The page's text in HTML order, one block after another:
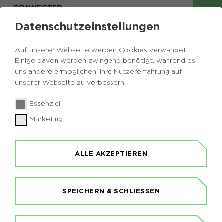
Zurück zur Übersicht
Smart Country Convention
Das führende Event für den digitalen Staat und
öffentliche Dienste. Kongress, Expo, Workshops &
Dienstag, 13.10.2026
09:00 - 20:00 Uhr
Datenschutzeinstellungen
Auf unserer Webseite werden Cookies verwendet.
Einige davon werden zwingend benötigt, während es
uns andere ermöglichen, Ihre Nutzererfahrung auf
unserer Webseite zu verbessern.
Essenziell
Marketing
ALLE AKZEPTIEREN
SPEICHERN & SCHLIESSEN